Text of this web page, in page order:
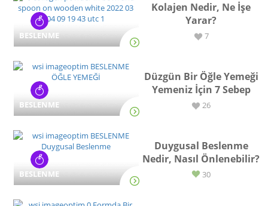
BESLENME
Kolajen Nedir, Ne İşe
Yarar?
7
BESLENME
Düzgün Bir Öğle Yemeği
Yemeniz İçin 7 Sebep
26
BESLENME
Duygusal Beslenme
Nedir, Nasıl Önlenebilir?
30